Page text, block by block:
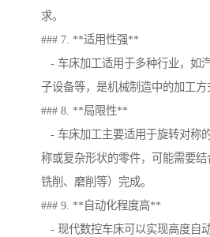
求。
### 7. **适用性强**
- 车床加工适用于多种行业，如
子设备等，是机械制造中的加工方
### 8. **局限性**
- 车床加工主要适用于旋转对称
称或复杂形状的零件，可能需要
铣削、磨削等）完成。
### 9. **自动化程度高**
- 现代数控车床可以实现高度自